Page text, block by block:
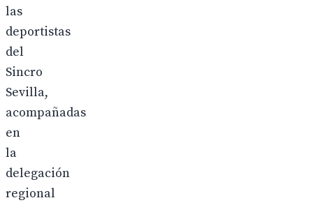
las
deportistas
del
Sincro
Sevilla,
acompañadas
en
la
delegación
regional